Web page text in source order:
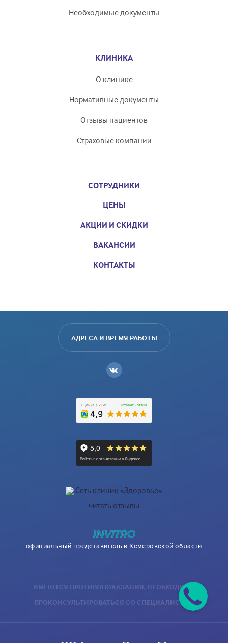
Необходимые документы
КЛИНИКА
О клинике
Нормативные документы
Отзывы пациентов
Страховые компании
СОТРУДНИКИ
ЦЕНЫ
АКЦИИ И СКИДКИ
ВАКАНСИИ
КОНТАКТЫ
АДРЕСА И ВРЕМЯ РАБОТЫ
Сеть клиник «Здоровье»
читать отзывы
официальный представитель в Кемеровской области
ИМЕЮТСЯ ПРОТИВОПОКАЗАНИЯ, НЕОБХОДИМО
ПРОКОНСУЛЬТИРОВАТЬСЯ СО СПЕЦИАЛИСТОМ